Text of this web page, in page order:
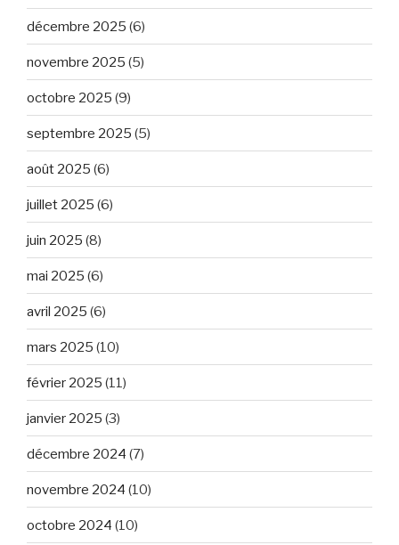
décembre 2025 (6)
novembre 2025 (5)
octobre 2025 (9)
septembre 2025 (5)
août 2025 (6)
juillet 2025 (6)
juin 2025 (8)
mai 2025 (6)
avril 2025 (6)
mars 2025 (10)
février 2025 (11)
janvier 2025 (3)
décembre 2024 (7)
novembre 2024 (10)
octobre 2024 (10)